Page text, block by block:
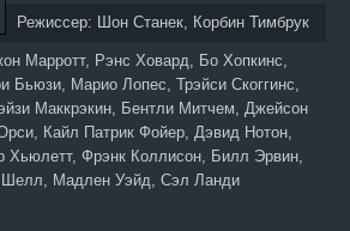
Режиссер: Шон Станек, Корбин Тимбрук
Марротт, Рэнс Ховард, Бо Хопкинс,
Бьюзи, Марио Лопес, Трэйси Скоггинс,
Маккрэкин, Бентли Митчем, Джейсон
Кайл Патрик Фойер, Дэвид Нотон,
Хьюлетт, Фрэнк Коллисон, Билл Эрвин,
Шелл, Мадлен Уэйд, Сэл Ланди